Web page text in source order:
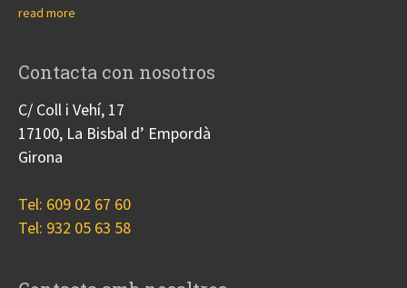
read more
Contacta con nosotros
C/ Coll i Vehí, 17
17100, La Bisbal d’ Empordà
Girona
Tel: 609 02 67 60
Tel: 932 05 63 58